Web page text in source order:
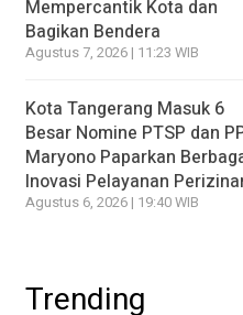
Mempercantik Kota dan
Bagikan Bendera
Agustus 7, 2026 | 11:23 WIB
Kota Tangerang Masuk 6
Besar Nomine PTSP dan
Maryono Paparkan
Inovasi Pelayanan
Agustus 6, 2026 | 19:40 WIB
Trending